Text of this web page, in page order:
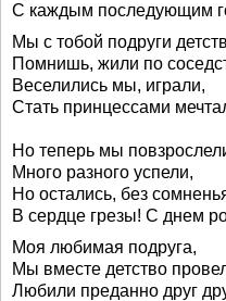
С каждым последующим
Мы с тобой подруги
Помнишь, жили по
Веселились мы, играли,
Стать принцессами
Но теперь мы
Много разного успели,
Но остались, без
В сердце грезы! С днем
Моя любимая подруга,
Мы вместе детство
Любили преданно друг